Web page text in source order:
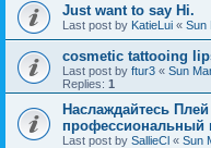
Just want to say Hi.
Last post by KatieLui « Sun
cosmetic tattooing
Last post by ftur3 « Sun
Replies: 1
Наслаждайтесь
профессиональный
Last post by SallieCl « Sun